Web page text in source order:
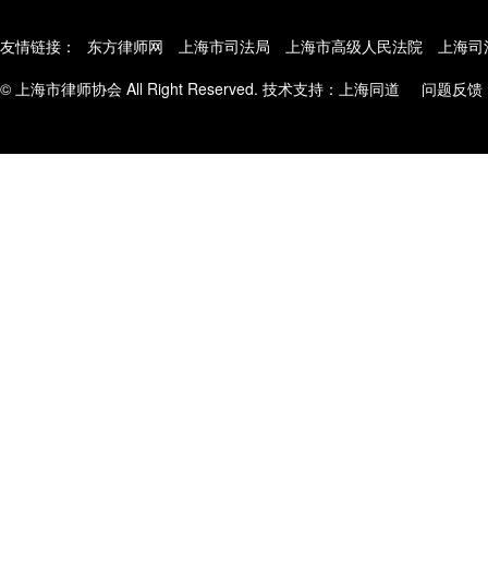
友情链接： 东方律师网 上海市司法局 上海市高级人民法院
上海
© 上海市律师协会 All Right Reserved. 技术支持： 上海同道 问题反馈